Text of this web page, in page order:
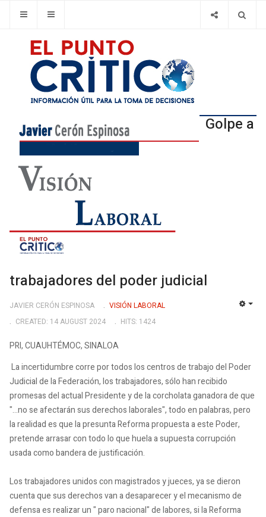
Golpe a
trabajadores del poder judicial
JAVIER CERÓN ESPINOSA
VISIÓN LABORAL
CREATED: 14 AUGUST 2024
HITS: 1424
PRI, CUAUHTÉMOC, SINALOA
La incertidumbre corre por todos los centros de trabajo del Poder
Judicial de la Federación, los trabajadores, sólo han recibido
promesas del actual Presidente y de la corcholata ganadora de que
"...no se afectarán sus derechos laborales", todo en palabras, pero
la realidad es que la presunta Reforma propuesta a este Poder,
pretende arrasar con todo lo que huela a supuesta corrupción
usada como bandera de justificación.
Los trabajadores unidos con magistrados y jueces, ya se dieron
cuenta que sus derechos van a desaparecer y el mecanismo de
defensa es realizar un " paro nacional" de labores, si la Reforma